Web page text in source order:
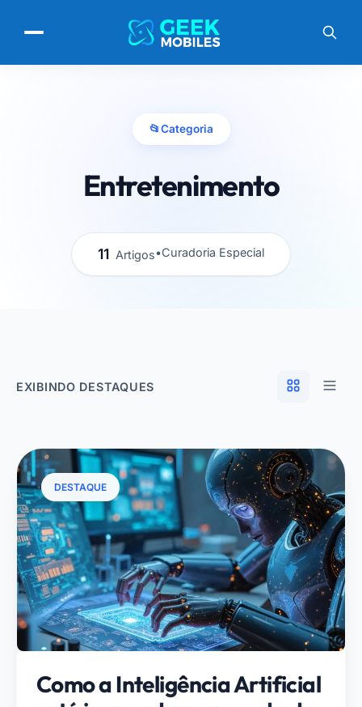
📂Categoria
Entretenimento
11 Artigos•Curadoria Especial
EXIBINDO DESTAQUES
DESTAQUE
Como a Inteligência Artificial